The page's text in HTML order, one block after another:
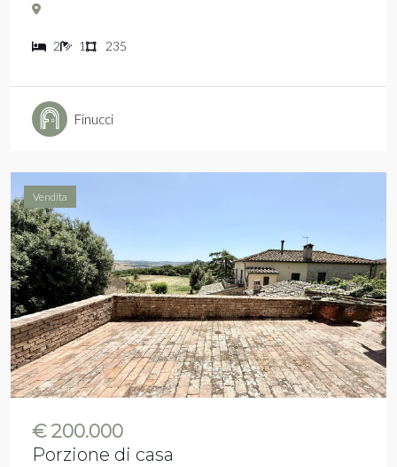
2 1 235
Finucci
Vendita
€ 200.000
Porzione di casa